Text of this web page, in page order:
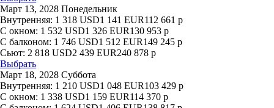
Март 13, 2028 Понедельник
Внутренняя: 1 318 USD1 141 EUR112 661 р
С окном: 1 532 USD1 326 EUR130 953 р
С балконом: 1 746 USD1 512 EUR149 245 р
Сьют: 2 818 USD2 439 EUR240 878 р
Выбрать
Март 18, 2028 Суббота
Внутренняя: 1 210 USD1 048 EUR103 429 р
С окном: 1 338 USD1 159 EUR114 370 р